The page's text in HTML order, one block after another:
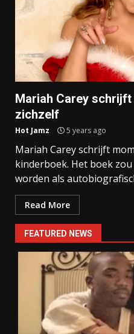
Mariah Carey
zichzelf
Hot Jamz 5 years ago
Mariah Carey schrijft
kinderboek. Het boek
worden als
Read More
FEATURED NEWS